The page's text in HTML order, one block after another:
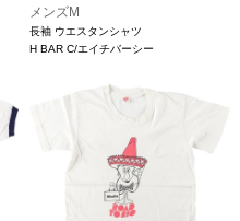
メンズM
長袖 ウエスタンシャツ
H BAR C/エイチバーシー